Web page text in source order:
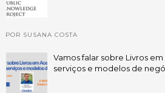
POR SUSANA COSTA
Vamos falar sobre Livros
serviços e modelos de